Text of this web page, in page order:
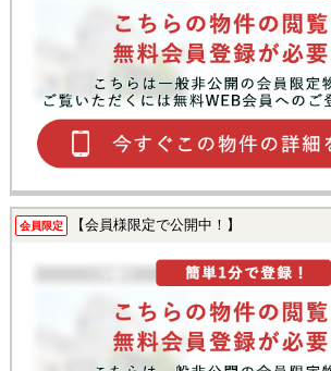
会員限定 【会員様限定で公開中！】